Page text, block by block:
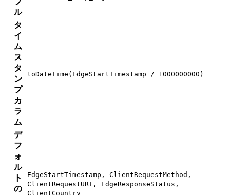
ル
タ
イ
ム
ス
タ
ン
プ
カ
ラ
ム
toDateTime(EdgeStartTimestamp / 1000000000)
デ
フ
ォ
ル
ト
の
EdgeStartTimestamp, ClientRequestMethod,
ClientRequestURI, EdgeResponseStatus,
ClientCountry